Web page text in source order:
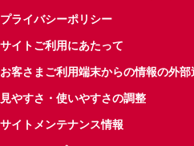
プライバシーポリシー
サイトご利用にあたって
お客さまご利用端末からの情報の外部
見やすさ・使いやすさの調整
サイトメンテナンス情報